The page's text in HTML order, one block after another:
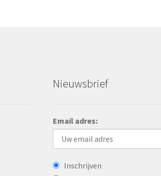
Nieuwsbrief
Email adres:
Inschrijven